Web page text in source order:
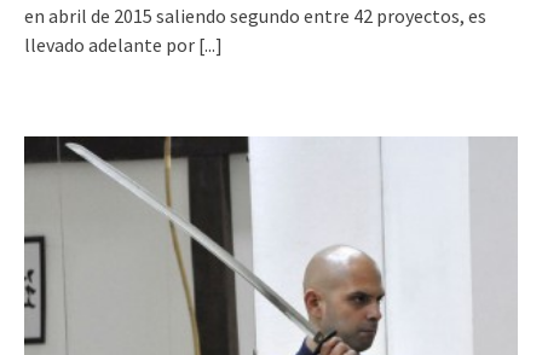
en abril de 2015 saliendo segundo entre 42 proyectos, es
llevado adelante por [...]